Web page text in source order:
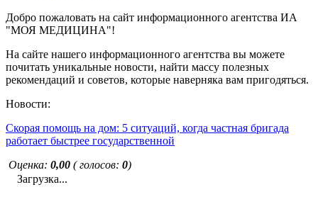
Добро пожаловать на сайт информационного агентства ИА
"МОЯ МЕДИЦИНА"!
На сайте нашего информационного агентства вы можете
почитать уникальные новости, найти массу полезных
рекомендаций и советов, которые наверняка вам пригодяться.
Новости:
Скорая помощь на дом: 5 ситуаций, когда частная бригада
работает быстрее государственной
Оценка: 0,00 ( голосов: 0)
Загрузка...